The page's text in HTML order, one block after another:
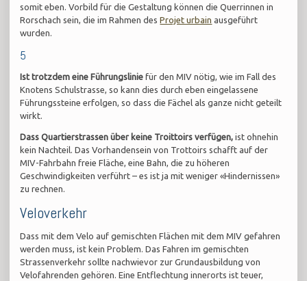
somit eben. Vorbild für die Gestaltung können die Querrinnen in
Rorschach sein, die im Rahmen desProjet urbain ausgeführt
wurden.
5
Ist trotzdem eine Führungslinie für den MIV nötig, wie im Fall des
Knotens Schulstrasse, so kann dies durch eben eingelassene
Führungssteine erfolgen, so dass die Fächel als ganze nicht geteilt
wirkt.
Dass Quartierstrassen über keine Troittoirs verfügen, ist ohnehin
kein Nachteil. Das Vorhandensein von Trottoirs schafft auf der
MIV-Fahrbahn freie Fläche, eine Bahn, die zu höheren
Geschwindigkeiten verführt – es ist ja mit weniger «Hindernissen»
zu rechnen.
Veloverkehr
Dass mit dem Velo auf gemischten Flächen mit dem MIV gefahren
werden muss, ist kein Problem. Das Fahren im gemischten
Strassenverkehr sollte nachwievor zur Grundausbildung von
Velofahrenden gehören. Eine Entflechtung innerorts ist teuer,